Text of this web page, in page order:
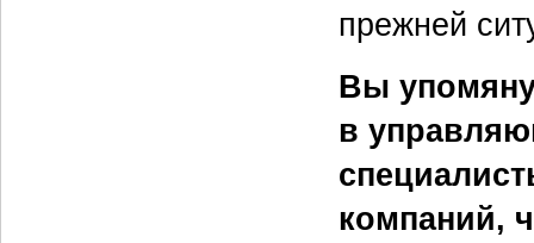
прежней
Вы
в
компаний,